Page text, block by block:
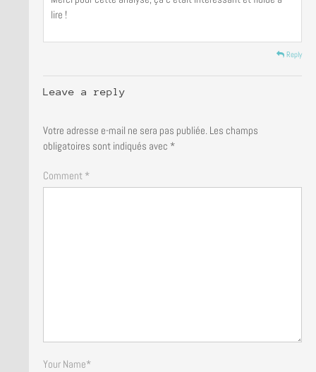
lire !
Reply
Leave a reply
Votre adresse e-mail ne sera pas publiée. Les champs
obligatoires sont indiqués avec *
Comment *
Your Name*